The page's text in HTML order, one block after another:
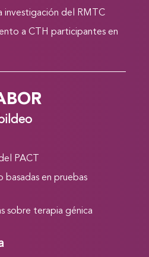
investigación del RMTC
a CTH participantes en
PACT
en pruebas
sobre terapia génica